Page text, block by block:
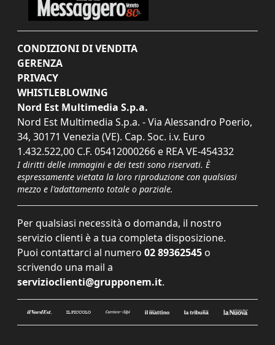
CONDIZIONI DI VENDITA
GERENZA
PRIVACY
WHISTLEBLOWING
Nord Est Multimedia S.p.a.
Nord Est Multimedia S.p.a. - Via Alessandro Poerio,
34, 30171 Venezia (VE). Cap. Soc. i.v. Euro
1.432.522,00 C.F. 05412000266 e REA VE-454332
I diritti delle immagini e dei testi sono riservati. È
espressamente vietata la loro riproduzione con qualsiasi
mezzo e l'adattamento totale o parziale.
Per qualsiasi necessità o domanda, il nostro
servizio clienti è a tua completa disposizione.
Puoi contattarci al numero 02 89362545 o
scrivendo una mail a
servizioclienti@grupponem.it.